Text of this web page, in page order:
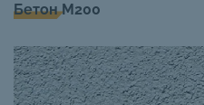
Бетон М200